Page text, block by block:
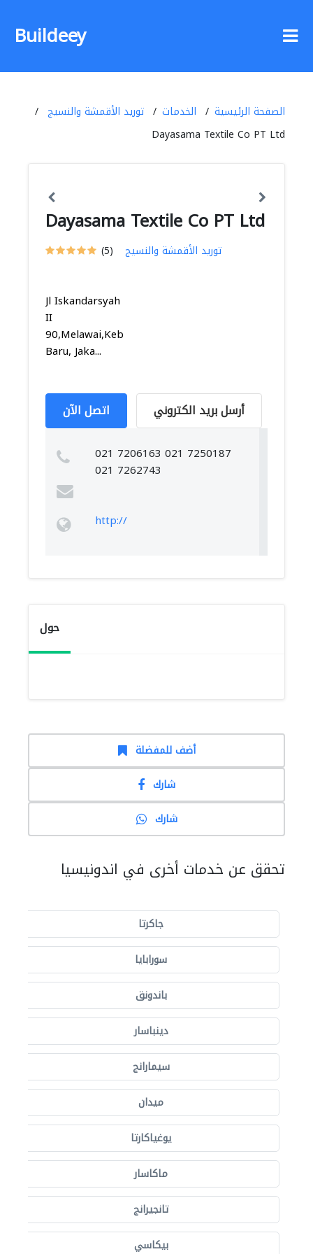
Buildeey
الصفحة الرئيسية الخدمات
توريد الأقمشة والنسيج
Dayasama Textile Co PT Ltd
Dayasama Textile Co PT Ltd
(5) توريد الأقمشة والنسيج
Jl Iskandarsyah
II
90,Melawai,Kebayoran
Baru, Jaka...
اتصل الآن أرسل بريد الكتروني
021 7206163 021 7250187
021 7262743
http://
حول
أضف للمفضلة
شارك
شارك
تحقق عن خدمات أخرى في اندونيسيا
جاكرتا
سورابايا
باندونق
دينباسار
سيمارانج
ميدان
يوغياكارتا
ماكاسار
تانجيرانج
بيكاسي